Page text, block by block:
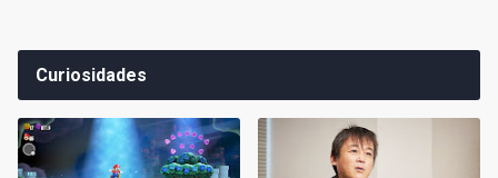
Curiosidades